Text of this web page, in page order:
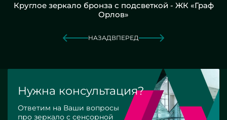
Круглое зеркало бронза с подсветкой - ЖК «Граф
Орлов»
НАЗАДВПЕРЕД
Нужна консультация?
Ответим на Ваши вопросы
про зеркало с сенсорной